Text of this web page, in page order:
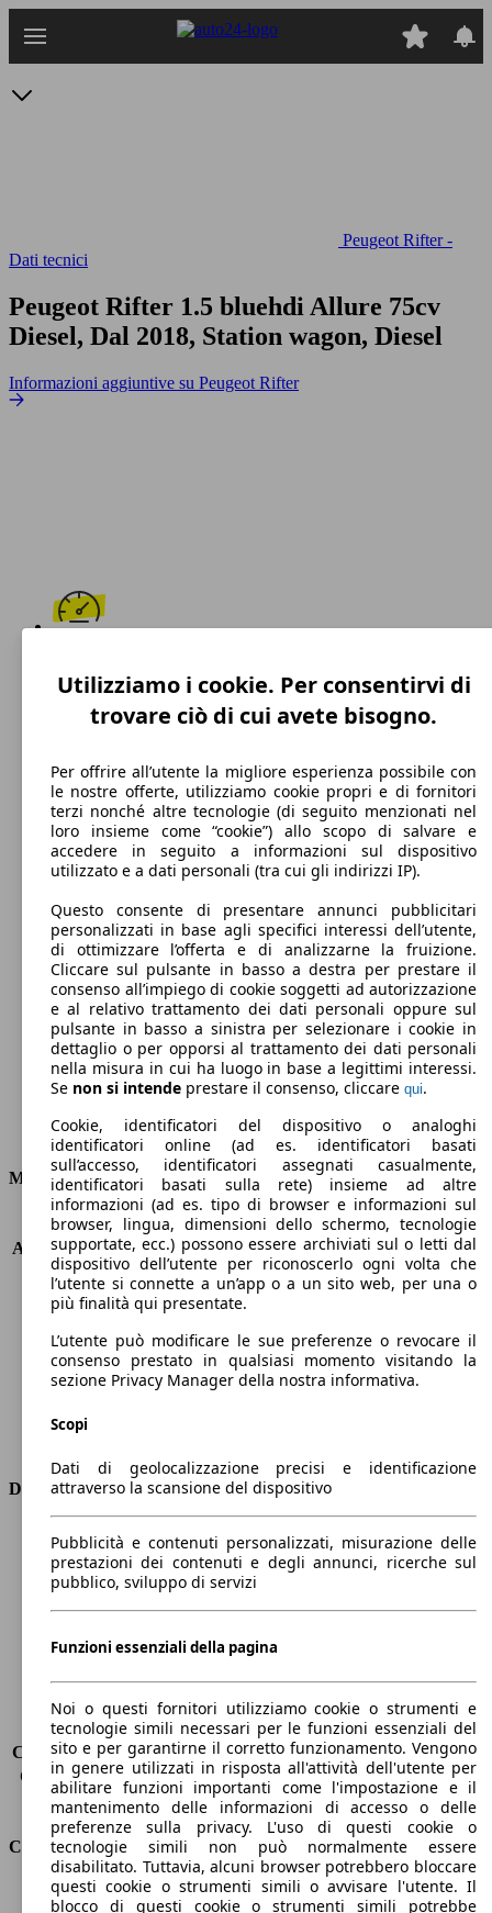
Peugeot Rifter -
Dati tecnici
Peugeot Rifter 1.5 bluehdi Allure 75cv
Diesel, Dal 2018, Station wagon, Diesel
Informazioni aggiuntive su Peugeot Rifter
Diesel
Carburante
110 g/km
Emissioni di CO2 (combinato)*
Ø 4.2 l/100km
Consumi
Motore e Prestazioni
KW (PS)
56 kW (76 PS)
Accelerazione (0-100 km/h) 16.5s
Velocità massima (km/h)
152 km/h
Numero di marce
5
Cilindrata
1499 ccm
Carburante
Diesel
Trasmissione
Dimensioni
Lunghezza
4400 mm
Altezza
1870 mm
Larghezza
1850 mm
Passo
2790 mm
Carico massimo
-
Porte
5
Sedili
5
Carico sul tetto
-
Capacità di traino (senza freni) -
Capacità di traino (con freni)
1000 kg
Volume del bagagliaio
597 - 983 l
Consumi
Emissioni di CO2*
110 g/km (komb.)
Utilizziamo i cookie. Per consentirvi di
trovare ciò di cui avete bisogno.
Per offrire all’utente la migliore esperienza possibile con
le nostre offerte, utilizziamo cookie propri e di fornitori
terzi nonché altre tecnologie (di seguito menzionati nel
loro insieme come “cookie”) allo scopo di salvare e
accedere in seguito a informazioni sul dispositivo
utilizzato e a dati personali (tra cui gli indirizzi IP).
Questo consente di presentare annunci pubblicitari
personalizzati in base agli specifici interessi dell’utente,
di ottimizzare l’offerta e di analizzarne la fruizione.
Cliccare sul pulsante in basso a destra per prestare il
consenso all’impiego di cookie soggetti ad autorizzazione
e al relativo trattamento dei dati personali oppure sul
pulsante in basso a sinistra per selezionare i cookie in
dettaglio o per opporsi al trattamento dei dati personali
nella misura in cui ha luogo in base a legittimi interessi.
Se non si intende prestare il consenso, cliccare qui.
Cookie, identificatori del dispositivo o analoghi
identificatori online (ad es. identificatori basati
sull’accesso, identificatori assegnati casualmente,
identificatori basati sulla rete) insieme ad altre
informazioni (ad es. tipo di browser e informazioni sul
browser, lingua, dimensioni dello schermo, tecnologie
supportate, ecc.) possono essere archiviati sul o letti dal
dispositivo dell’utente per riconoscerlo ogni volta che
l’utente si connette a un’app o a un sito web, per una o
più finalità qui presentate.
L’utente può modificare le sue preferenze o revocare il
consenso prestato in qualsiasi momento visitando la
sezione Privacy Manager della nostra informativa.
Scopi
Dati di geolocalizzazione precisi e identificazione
attraverso la scansione del dispositivo
Pubblicità e contenuti personalizzati, misurazione delle
prestazioni dei contenuti e degli annunci, ricerche sul
pubblico, sviluppo di servizi
Funzioni essenziali della pagina
Noi o questi fornitori utilizziamo cookie o strumenti e
tecnologie simili necessari per le funzioni essenziali del
sito e per garantirne il corretto funzionamento. Vengono
in genere utilizzati in risposta all'attività dell'utente per
abilitare funzioni importanti come l'impostazione e il
mantenimento delle informazioni di accesso o delle
preferenze sulla privacy. L'uso di questi cookie o
tecnologie simili non può normalmente essere
disabilitato. Tuttavia, alcuni browser potrebbero bloccare
questi cookie o strumenti simili o avvisare l'utente. Il
blocco di questi cookie o strumenti simili potrebbe